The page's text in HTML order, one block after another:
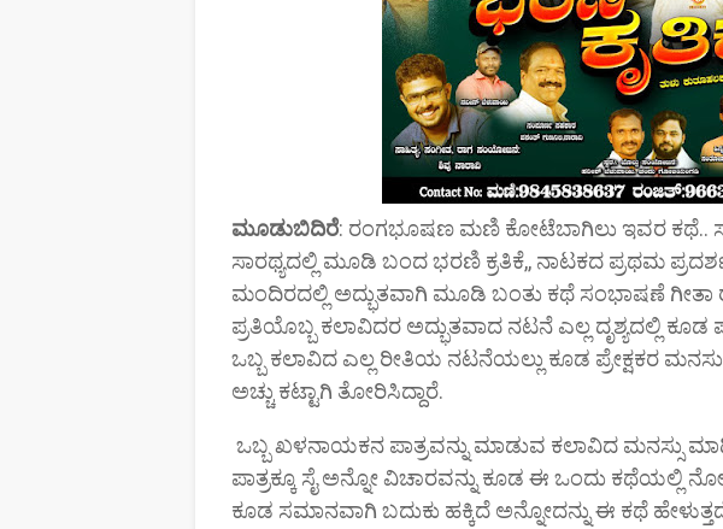
ಮೂಡುಬಿದಿರೆ: ರಂಗಭೂಷಣ ಮಣಿ ಕೋಟೆಬಾಗಿಲು ಇವರ ಕಥೆ..
ಸಾರಥ್ಯದಲ್ಲಿ ಮೂಡಿ ಬಂದ ಭರಣಿ ಕ್ರತಿಕೆ,, ನಾಟಕದ ಪ್ರಥಮ
ಮಂದಿರದಲ್ಲಿ ಅದ್ಭುತವಾಗಿ ಮೂಡಿ ಬಂತು ಕಥೆ ಸಂಭಾಷಣೆ
ಪ್ರತಿಯೊಬ್ಬ ಕಲಾವಿದರ ಅದ್ಭುತವಾದ ನಟನೆ ಎಲ್ಲ ದೃಶ್ಯದಲ್ಲಿ ಕೂಡ
ಒಬ್ಬ ಕಲಾವಿದ ಎಲ್ಲ ರೀತಿಯ ನಟನೆಯಲ್ಲು ಕೂಡ ಪ್ರೇಕ್ಷಕರ
ಅಚ್ಚು ಕಟ್ಟಾಗಿ ತೋರಿಸಿದ್ದಾರೆ.
ಒಬ್ಬ ಖಳನಾಯಕನ ಪಾತ್ರವನ್ನು ಮಾಡುವ ಕಲಾವಿದ ಮನಸ್ಸು
ಪಾತ್ರಕ್ಕೂ ಸೈ ಅನ್ನೋ ವಿಚಾರವನ್ನು ಕೂಡ ಈ ಒಂದು ಕಥೆಯಲ್ಲಿ
ಕೂಡ ಸಮಾನವಾಗಿ ಬದುಕು ಹಕ್ಕಿದೆ ಅನ್ನೋದನ್ನು ಈ ಕಥೆ